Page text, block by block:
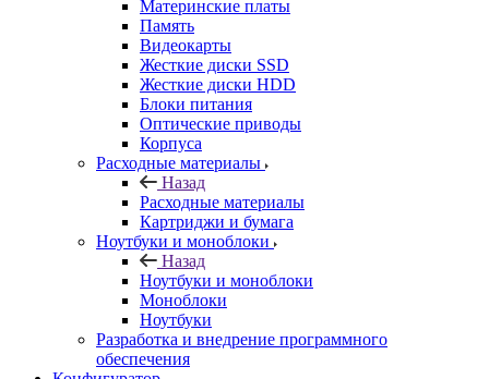
Материнские платы
Память
Видеокарты
Жесткие диски SSD
Жесткие диски HDD
Блоки питания
Оптические приводы
Корпуса
Расходные материалы
Назад
Расходные материалы
Картриджи и бумага
Ноутбуки и моноблоки
Назад
Ноутбуки и моноблоки
Моноблоки
Ноутбуки
Разработка и внедрение программного
обеспечения